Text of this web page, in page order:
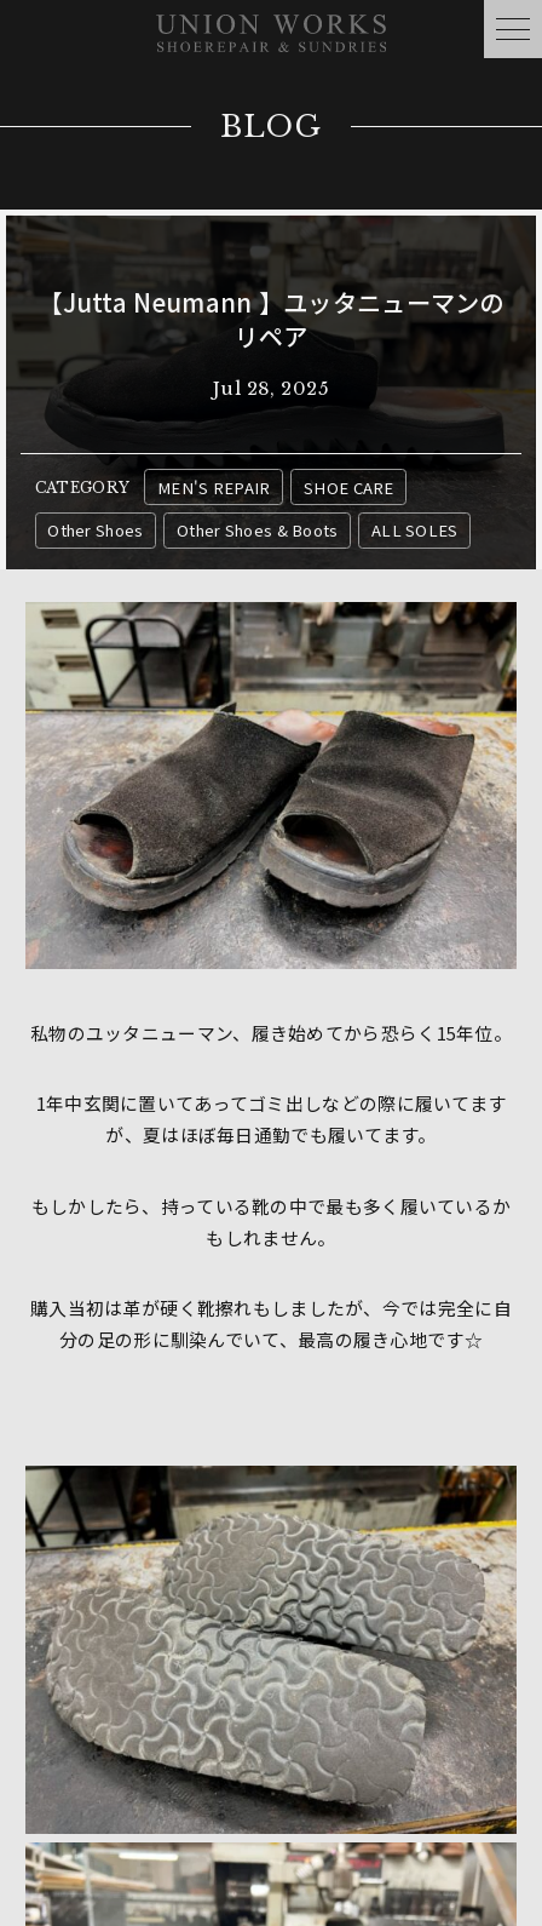
BLOG
【Jutta Neumann 】ユッタニューマンの
リペア
Jul 28, 2025
CATEGORY MEN'S REPAIR
SHOE CARE
Other Shoes
Other Shoes & Boots ALL SOLES
私物のユッタニューマン、履き始めてから恐らく15年位。
1年中玄関に置いてあってゴミ出しなどの際に履いてます
が、夏はほぼ毎日通勤でも履いてます。
もしかしたら、持っている靴の中で最も多く履いているか
もしれません。
購入当初は革が硬く靴擦れもしましたが、今では完全に自
分の足の形に馴染んでいて、最高の履き心地です☆